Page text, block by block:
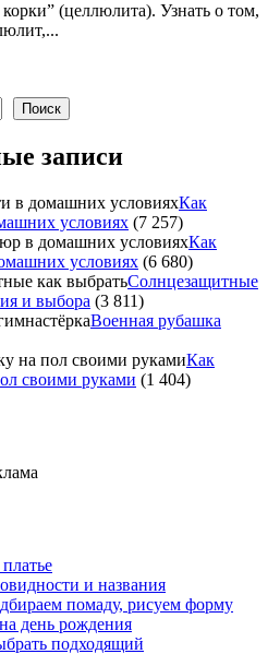
(целлюлита). Узнать о том,
Поиск
записи
Как
условиях (7 257)
Как
условиях (6 680)
Солнцезащитные
и выбора (3 811)
Военная рубашка
Как
своими руками (1 404)
и названия
помаду, рисуем форму
день рождения
подходящий